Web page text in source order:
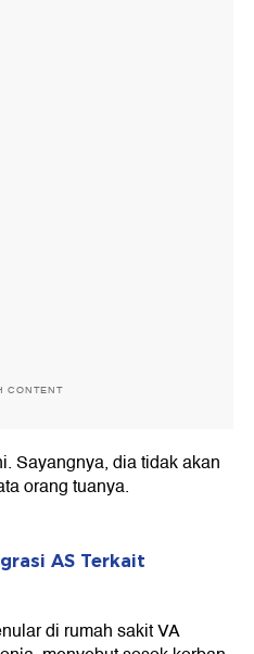
CONTENT
Sayangnya, dia tidak akan
orang tuanya.
AS Terkait
di rumah sakit VA